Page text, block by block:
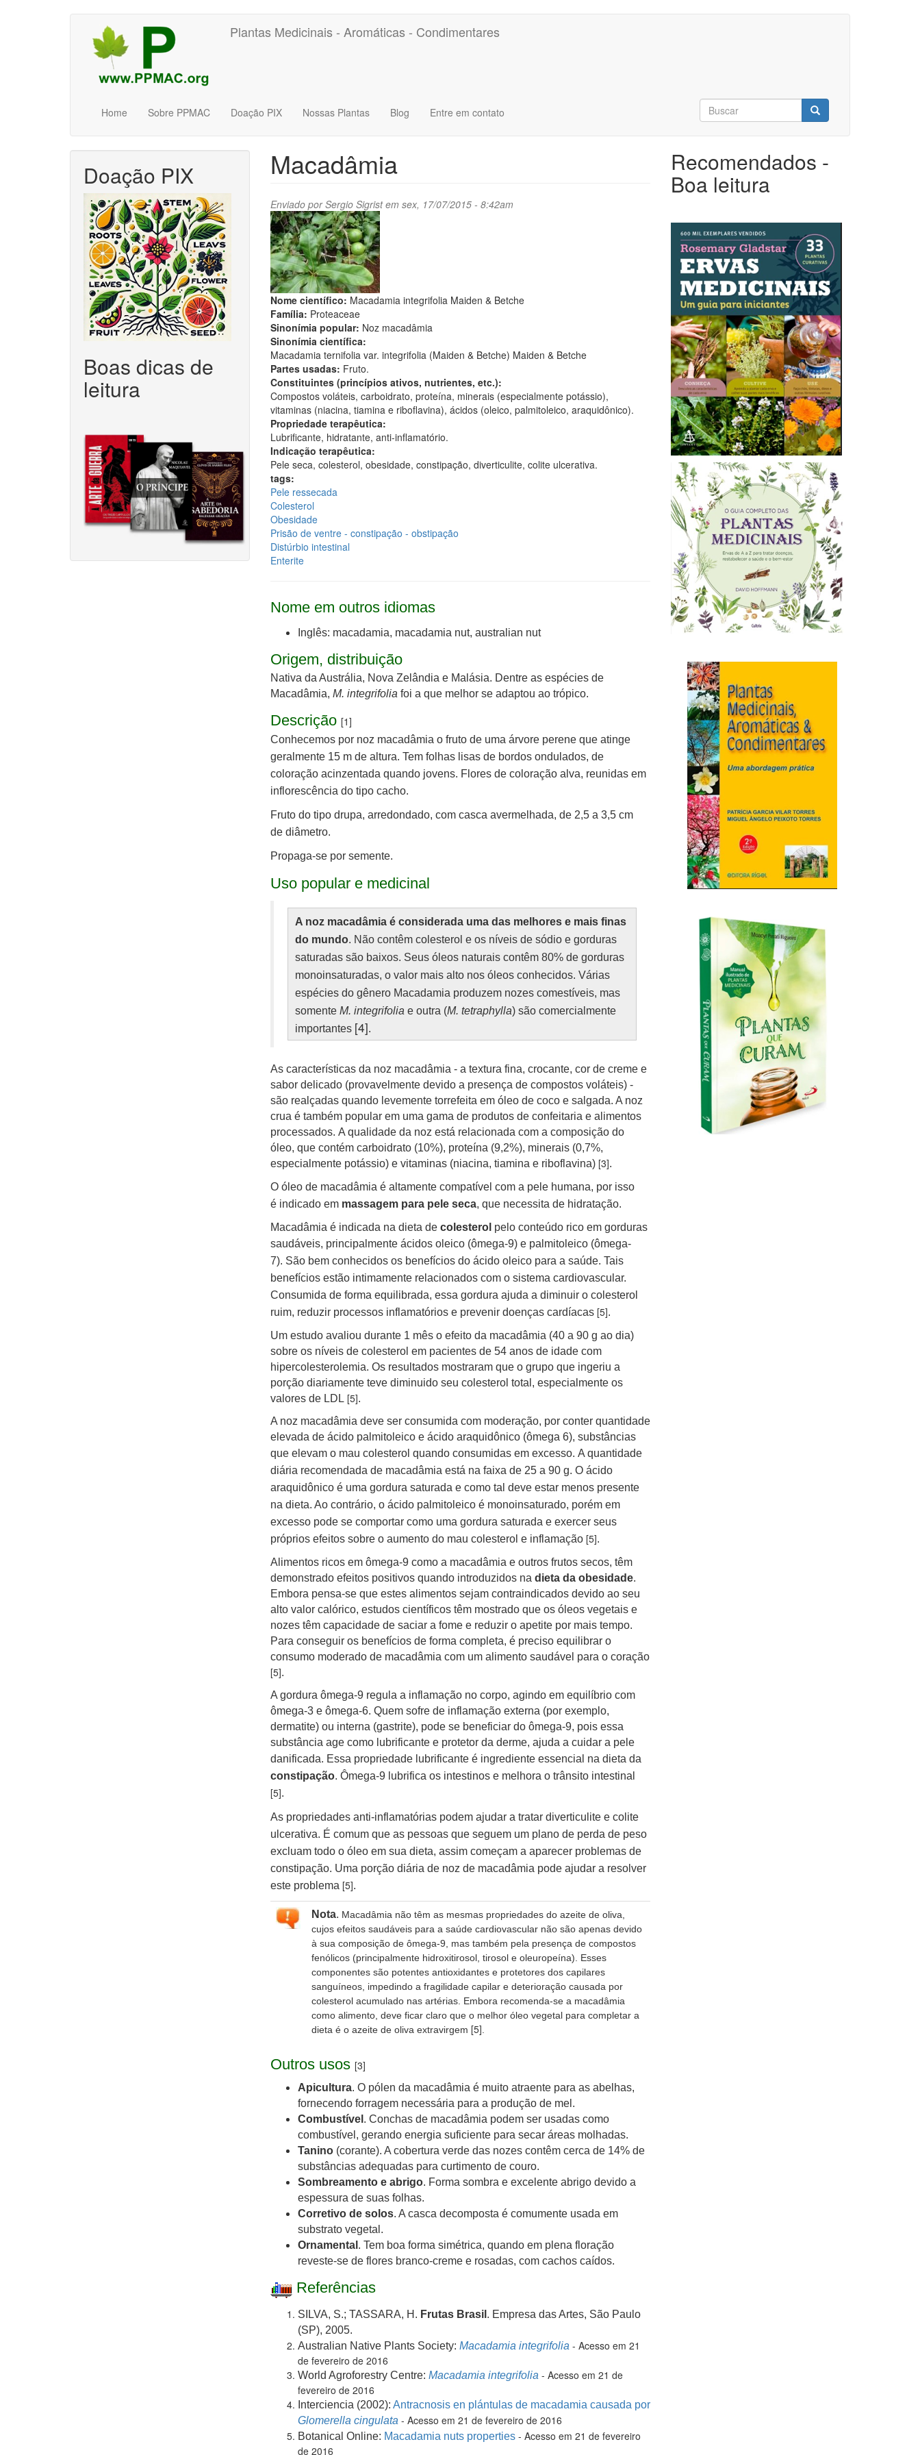
Plantas Medicinais - Aromáticas - Condimentares
Home Sobre PPMAC Doação PIX Nossas Plantas Blog Entre em contato Formulário
de
busca
Doação PIX
Boas dicas de
leitura
Macadâmia
Enviado porSergio Sigristem sex, 17/07/2015 - 8:42am
Nome científico: Macadamia integrifolia Maiden & Betche
Família: Proteaceae
Sinonímia popular: Noz macadâmia
Sinonímia científica:
Macadamia ternifolia var. integrifolia (Maiden & Betche) Maiden & Betche
Partes usadas: Fruto.
Constituintes (princípios ativos, nutrientes, etc.):
Compostos voláteis, carboidrato, proteína, minerais (especialmente potássio),
vitaminas (niacina, tiamina e riboflavina), ácidos (oleico, palmitoleico, araquidônico).
Propriedade terapêutica:
Lubrificante, hidratante, anti-inflamatório.
Indicação terapêutica:
Pele seca, colesterol, obesidade, constipação, diverticulite, colite ulcerativa.
tags:
Pele ressecada
Colesterol
Obesidade
Prisão de ventre - constipação - obstipação
Distúrbio intestinal
Enterite
Nome em outros idiomas
Inglês: macadamia, macadamia nut, australian nut
Origem, distribuição
Nativa da Austrália, Nova Zelândia e Malásia. Dentre as espécies de
Macadâmia, M. integrifolia foi a que melhor se adaptou ao trópico.
Descrição [1]
Conhecemos por noz macadâmia o fruto de uma árvore perene que atinge
geralmente 15 m de altura. Tem folhas lisas de bordos ondulados, de
coloração acinzentada quando jovens. Flores de coloração alva, reunidas em
inflorescência do tipo cacho.
Fruto do tipo drupa, arredondado, com casca avermelhada, de 2,5 a 3,5 cm
de diâmetro.
Propaga-se por semente.
Uso popular e medicinal
A noz macadâmia é considerada uma das melhores e mais finas
do mundo. Não contêm colesterol e os níveis de sódio e gorduras
saturadas são baixos. Seus óleos naturais contêm 80% de gorduras
monoinsaturadas, o valor mais alto nos óleos conhecidos. Várias
espécies do gênero Macadamia produzem nozes comestíveis, mas
somente M. integrifolia e outra (M. tetraphylla) são comercialmente
importantes [4].
As características da noz macadâmia - a textura fina, crocante, cor de creme e
sabor delicado (provavelmente devido a presença de compostos voláteis) -
são realçadas quando levemente torrefeita em óleo de coco e salgada. A noz
crua é também popular em uma gama de produtos de confeitaria e alimentos
processados. A qualidade da noz está relacionada com a composição do
óleo, que contém carboidrato (10%), proteína (9,2%), minerais (0,7%,
especialmente potássio) e vitaminas (niacina, tiamina e riboflavina) [3].
O óleo de macadâmia é altamente compatível com a pele humana, por isso
é indicado em massagem para pele seca, que necessita de hidratação.
Macadâmia é indicada na dieta de colesterol pelo conteúdo rico em gorduras
saudáveis, principalmente ácidos oleico (ômega-9) e palmitoleico (ômega-
7). São bem conhecidos os benefícios do ácido oleico para a saúde. Tais
benefícios estão intimamente relacionados com o sistema cardiovascular.
Consumida de forma equilibrada, essa gordura ajuda a diminuir o colesterol
ruim, reduzir processos inflamatórios e prevenir doenças cardíacas [5].
Um estudo avaliou durante 1 mês o efeito da macadâmia (40 a 90 g ao dia)
sobre os níveis de colesterol em pacientes de 54 anos de idade com
hipercolesterolemia. Os resultados mostraram que o grupo que ingeriu a
porção diariamente teve diminuido seu colesterol total, especialmente os
valores de LDL [5].
A noz macadâmia deve ser consumida com moderação, por conter quantidade
elevada de ácido palmitoleico e ácido araquidônico (ômega 6), substâncias
que elevam o mau colesterol quando consumidas em excesso. A quantidade
diária recomendada de macadâmia está na faixa de 25 a 90 g. O ácido
araquidônico é uma gordura saturada e como tal deve estar menos presente
na dieta. Ao contrário, o ácido palmitoleico é monoinsaturado, porém em
excesso pode se comportar como uma gordura saturada e exercer seus
próprios efeitos sobre o aumento do mau colesterol e inflamação [5].
Alimentos ricos em ômega-9 como a macadâmia e outros frutos secos, têm
demonstrado efeitos positivos quando introduzidos na dieta da obesidade.
Embora pensa-se que estes alimentos sejam contraindicados devido ao seu
alto valor calórico, estudos científicos têm mostrado que os óleos vegetais e
nozes têm capacidade de saciar a fome e reduzir o apetite por mais tempo.
Para conseguir os benefícios de forma completa, é preciso equilibrar o
consumo moderado de macadâmia com um alimento saudável para o coração
[5].
A gordura ômega-9 regula a inflamação no corpo, agindo em equilíbrio com
ômega-3 e ômega-6. Quem sofre de inflamação externa (por exemplo,
dermatite) ou interna (gastrite), pode se beneficiar do ômega-9, pois essa
substância age como lubrificante e protetor da derme, ajuda a cuidar a pele
danificada. Essa propriedade lubrificante é ingrediente essencial na dieta da
constipação. Ômega-9 lubrifica os intestinos e melhora o trânsito intestinal
[5].
As propriedades anti-inflamatórias podem ajudar a tratar diverticulite e colite
ulcerativa. É comum que as pessoas que seguem um plano de perda de peso
excluam todo o óleo em sua dieta, assim começam a aparecer problemas de
constipação. Uma porção diária de noz de macadâmia pode ajudar a resolver
este problema [5].
Nota. Macadâmia não têm as mesmas propriedades do azeite de oliva,
cujos efeitos saudáveis para a saúde cardiovascular não são apenas devido
à sua composição de ômega-9, mas também pela presença de compostos
fenólicos (principalmente hidroxitirosol, tirosol e oleuropeína). Esses
componentes são potentes antioxidantes e protetores dos capilares
sanguíneos, impedindo a fragilidade capilar e deterioração causada por
colesterol acumulado nas artérias. Embora recomenda-se a macadâmia
como alimento, deve ficar claro que o melhor óleo vegetal para completar a
dieta é o azeite de oliva extravirgem [5]
Outros usos [3]
Apicultura. O pólen da macadâmia é muito atraente para as abelhas,
fornecendo forragem necessária para a produção de mel.
Combustível . Conchas de macadâmia podem ser usadas como
combustível, gerando energia suficiente para secar áreas molhadas.
Tanino(corante). A cobertura verde das nozes contêm cerca de 14% de
substâncias adequadas para curtimento de couro.
Sombreamento e abrigo. Forma sombra e excelente abrigo devido a
espessura de suas folhas.
Corretivo de solos. A casca decomposta é comumente usada em
substrato vegetal.
Ornamental . Tem boa forma simétrica, quando em plena floração
reveste-se de flores branco-creme e rosadas, com cachos caídos.
Referências
SILVA, S.; TASSARA, H. Frutas Brasil . Empresa das Artes, São Paulo
(SP), 2005.
Australian Native Plants Society: Macadamia integrifolia- Acesso em 21
de fevereiro de 2016
World Agroforestry Centre: Macadamia integrifolia- Acesso em 21 de
fevereiro de 2016
Interciencia (2002): Antracnosis en plántulas de macadamia causada por
Glomerella cingulata- Acesso em 21 de fevereiro de 2016
Botanical Online: Macadamia nuts properties- Acesso em 21 de fevereiro
de 2016
Recomendados -
Boa leitura